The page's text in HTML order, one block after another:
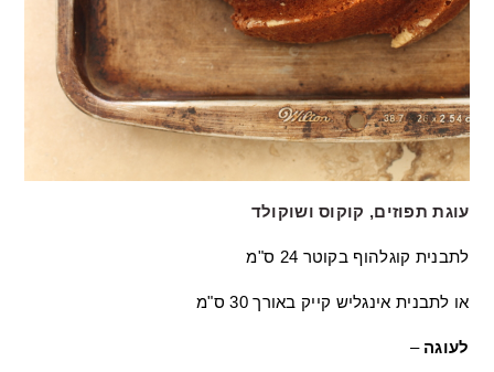
עוגת תפוזים, קוקוס ושוקולד
לתבנית קוגלהוף בקוטר 24 ס"מ
או לתבנית אינגליש קייק באורך30 ס"מ
לעוגה –